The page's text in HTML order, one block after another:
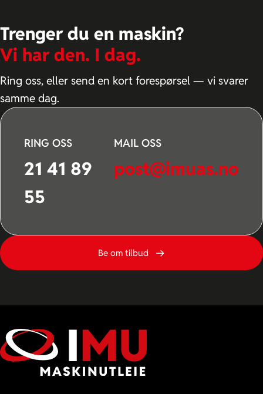
Trenger du en maskin?
Vi har den. I dag.
Ring oss, eller send en kort forespørsel — vi svarer
samme dag.
RING OSS
21 41 89
55
MAIL OSS
post@imuas.no
Be om tilbud